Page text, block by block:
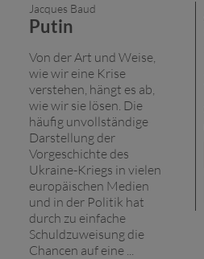
Jacques Baud
Putin
Von der Art und Weise,
wie wir eine Krise
verstehen, hängt es ab,
wie wir sie lösen. Die
häufig unvollständige
Darstellung der
Vorgeschichte des
Ukraine-Kriegs in vielen
europäischen Medien
und in der Politik hat
durch zu einfache
Schuldzuweisung die
Chancen auf eine ...